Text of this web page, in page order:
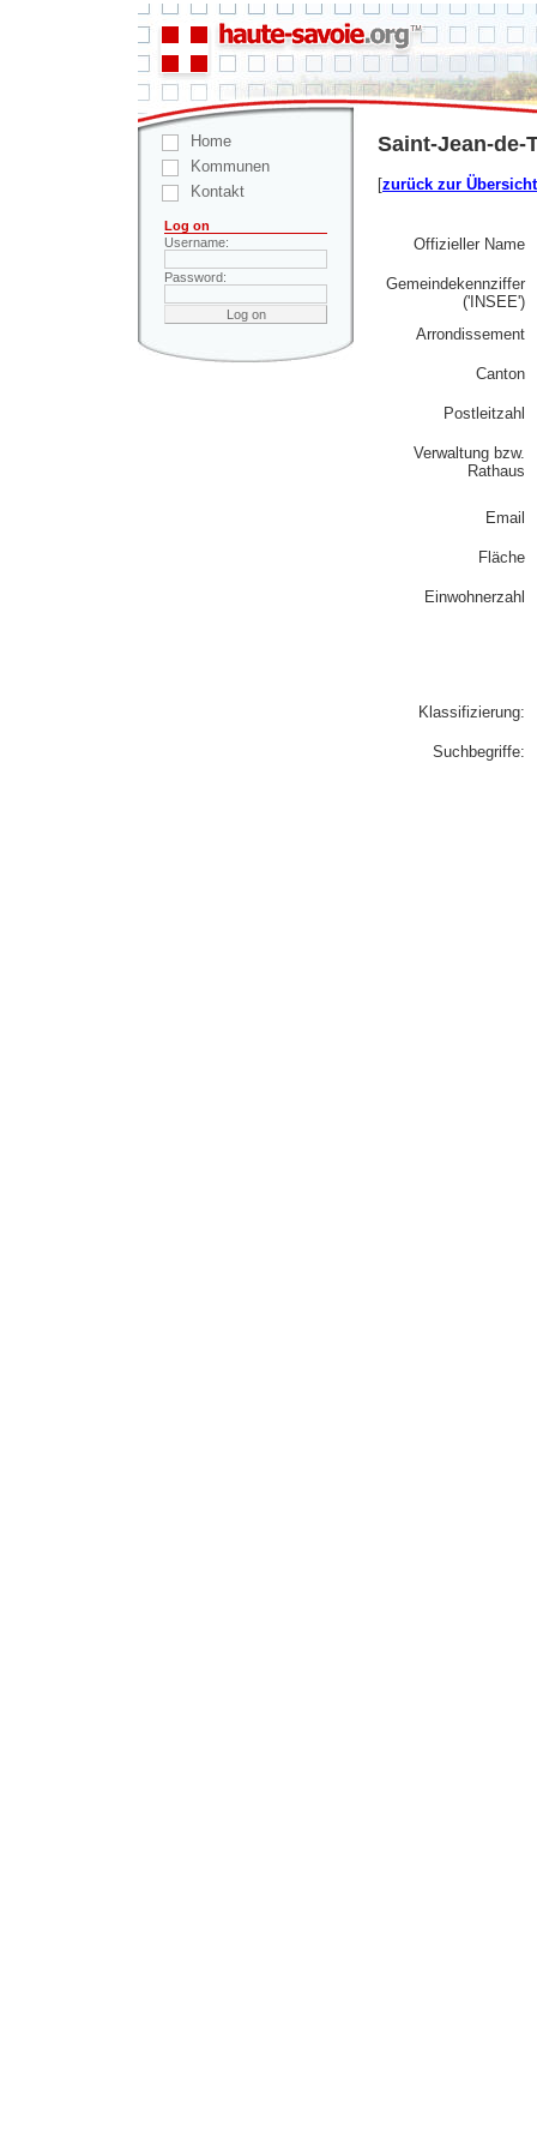
Home
Kommunen
Kontakt
Log on
Username:
Password:
Saint-Jean-de-
[zurück zur Übersicht
Offizieller Name
Gemeindekennziffer
('INSEE')
Arrondissement
Canton
Postleitzahl
Verwaltung bzw.
Rathaus
Email
Fläche
Einwohnerzahl
Klassifizierung:
Suchbegriffe: